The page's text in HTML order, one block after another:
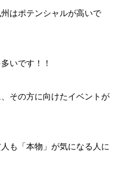
はポテンシャルが高いで
いです！！
その方に向けたイベントが
も「本物」が気になる人に